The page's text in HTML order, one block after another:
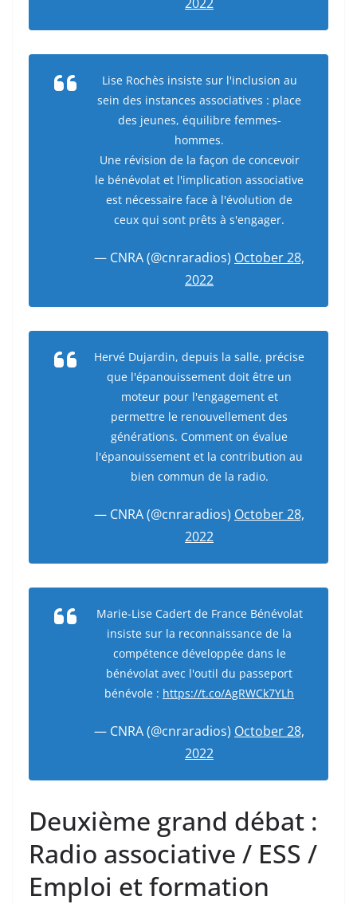
Lise Rochès insiste sur l'inclusion au
sein des instances associatives : place
des jeunes, équilibre femmes-
hommes.
Une révision de la façon de concevoir
le bénévolat et l'implication associative
est nécessaire face à l'évolution de
ceux qui sont prêts à s'engager.
— CNRA (@cnraradios) October 28,
2022
Hervé Dujardin, depuis la salle, précise
que l'épanouissement doit être un
moteur pour l'engagement et
permettre le renouvellement des
générations. Comment on évalue
l'épanouissement et la contribution au
bien commun de la radio.
— CNRA (@cnraradios) October 28,
2022
Marie-Lise Cadert de France Bénévolat
insiste sur la reconnaissance de la
compétence développée dans le
bénévolat avec l'outil du passeport
bénévole : https://t.co/AgRWCk7YLh
— CNRA (@cnraradios) October 28,
2022
Deuxième grand débat :
Radio associative / ESS /
Emploi et formation